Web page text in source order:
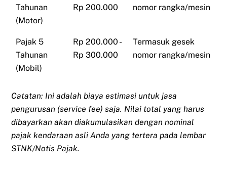
Tahunan
(Motor)
Rp 200.000
nomor rangka/mesin
Pajak 5
Tahunan
(Mobil)
Rp 200.000 -
Rp 300.000
Termasuk gesek
nomor rangka/mesin
Catatan: Ini adalah biaya estimasi untuk jasa
pengurusan (service fee) saja. Nilai total yang harus
dibayarkan akan diakumulasikan dengan nominal
pajak kendaraan asli Anda yang tertera pada lembar
STNK/Notis Pajak.